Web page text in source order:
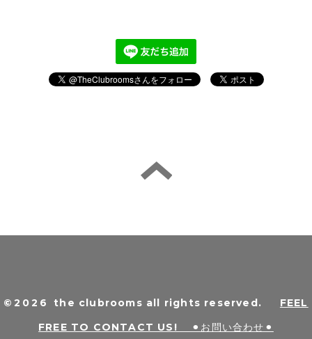
©2026 the clubrooms all rights reserved. FEEL
FREE TO CONTACT US! ⚫︎お問い合わせ⚫︎